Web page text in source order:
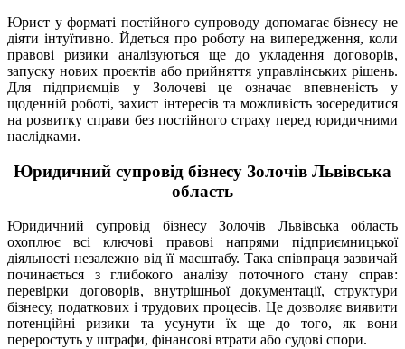
Юрист у форматі постійного супроводу допомагає бізнесу не
діяти інтуїтивно. Йдеться про роботу на випередження, коли
правові ризики аналізуються ще до укладення договорів,
запуску нових проєктів або прийняття управлінських рішень.
Для підприємців у Золочеві це означає впевненість у
щоденній роботі, захист інтересів та можливість зосередитися
на розвитку справи без постійного страху перед юридичними
наслідками.
Юридичний супровід бізнесу Золочів Львівська
область
Юридичний супровід бізнесу Золочів Львівська область
охоплює всі ключові правові напрями підприємницької
діяльності незалежно від її масштабу. Така співпраця зазвичай
починається з глибокого аналізу поточного стану справ:
перевірки договорів, внутрішньої документації, структури
бізнесу, податкових і трудових процесів. Це дозволяє виявити
потенційні ризики та усунути їх ще до того, як вони
переростуть у штрафи, фінансові втрати або судові спори.